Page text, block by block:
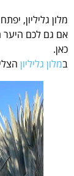
מלון גליליון, יפתח מחדש
אם גם לכם היער
כאן.
במלון גליליון